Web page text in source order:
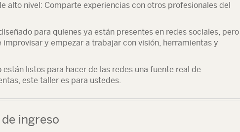
alto nivel: Comparte experiencias con otros profesionales del
para quienes ya están presentes en redes sociales, pero
improvisar y empezar a trabajar con visión, herramientas y
están listos para hacer de las redes una fuente real de
este taller es para ustedes.
ingreso